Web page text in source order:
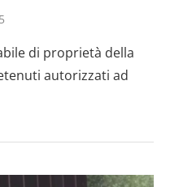
di proprietà della
autorizzati ad